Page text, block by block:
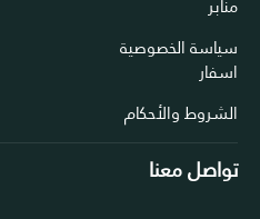
الخصوصية
والأحكام
معنا